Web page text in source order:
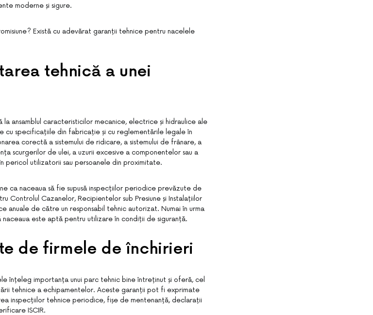
moderne și sigure.
Există cu adevărat garanții tehnice pentru nacelele
tehnică a unei
ansamblul caracteristicilor mecanice, electrice și hidraulice ale
cu specificațiile din fabricație și cu reglementările legale în
corectă a sistemului de ridicare, a sistemului de frânare, a
scurgerilor de ulei, a uzurii excesive a componentelor sau a
pericol utilizatorii sau persoanele din proximitate.
ca naceaua să fie supusă inspecțiilor periodice prevăzute de
Controlul Cazanelor, Recipientelor sub Presiune și Instalațiilor
anuale de către un responsabil tehnic autorizat. Numai în urma
este aptă pentru utilizare în condiții de siguranță.
de firmele de închirieri
înțeleg importanța unui parc tehnic bine întreținut și oferă, cel
tehnice a echipamentelor. Aceste garanții pot fi exprimate
inspecțiilor tehnice periodice, fișe de mentenanță, declarații
ISCIR.